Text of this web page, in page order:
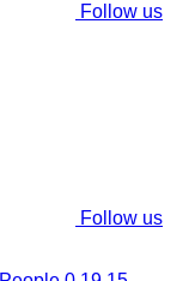
Follow us
Follow us